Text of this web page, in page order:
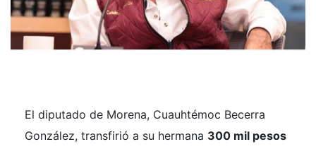
El diputado de Morena, Cuauhtémoc Becerra
González, transfirió a su hermana 300 mil pesos